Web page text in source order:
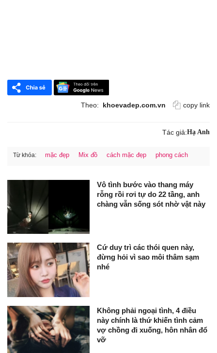
Theo: khoevadep.com.vn copy link
Tác giả:Hạ Anh
Từ khóa: mặc đẹp Mix đồ cách mặc đẹp phong cách
Vô tình bước vào thang máy
rỗng rồi rơi tự do 22 tầng, anh
chàng vẫn sống sót nhờ vật này
Cứ duy trì các thói quen này,
đừng hỏi vì sao môi thâm sạm
nhé
Không phải ngoại tình, 4 điều
này chính là thứ khiến tình cảm
vợ chồng đi xuống, hôn nhân đổ
vỡ